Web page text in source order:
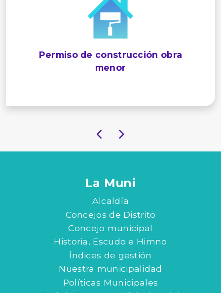
Permiso de construcción obra
menor
La Muni
Alcaldía
Concejos de Distrito
Concejo municipal
Historia, Escudo e Himno
Índices de gestión
Nuestra municipalidad
Políticas Municipales